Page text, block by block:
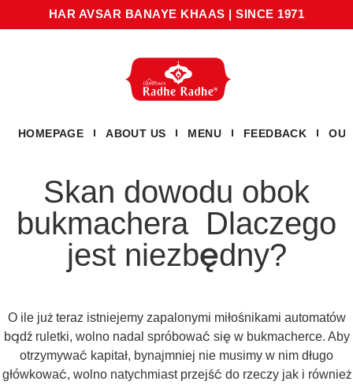
HAR AVSAR BANAYE KHAAS | SINCE 1971
HOMEPAGE ABOUT US MENU FEEDBACK
Skan dowodu obok
bukmachera ️ Dlaczego
jest niezbędny?
O ile już teraz istniejemy zapalonymi miłośnikami automatów
bądź ruletki, wolno nadal spróbować się w bukmacherce. Aby
otrzymywać kapitał, bynajmniej nie musimy w nim długo
główkować, wolno natychmiast przejść do rzeczy jak i również